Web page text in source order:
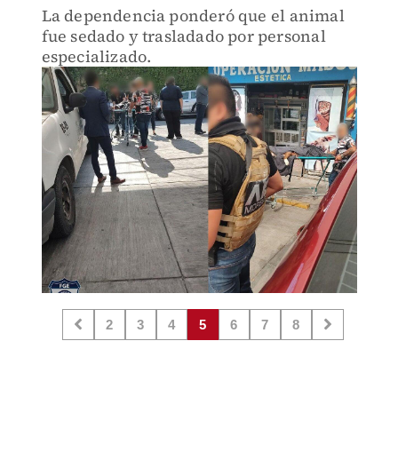
La dependencia ponderó que el animal
fue sedado y trasladado por personal
especializado.
2 3 4 5 6 7 8